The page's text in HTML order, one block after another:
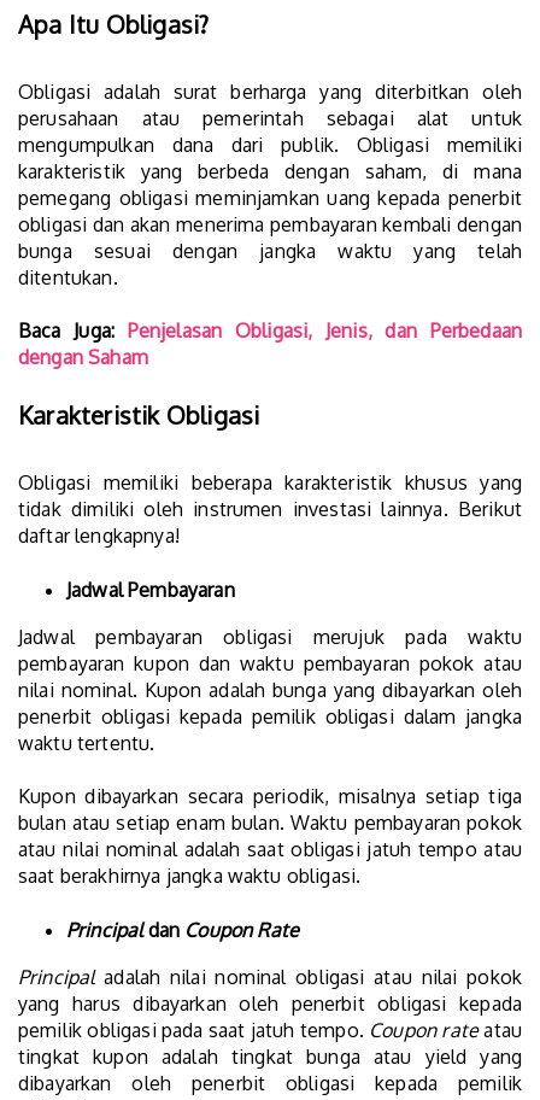
Apa Itu Obligasi?
Obligasi adalah surat berharga yang diterbitkan oleh
perusahaan atau pemerintah sebagai alat untuk
mengumpulkan dana dari publik. Obligasi memiliki
karakteristik yang berbeda dengan saham, di mana
pemegang obligasi meminjamkan uang kepada penerbit
obligasi dan akan menerima pembayaran kembali dengan
bunga sesuai dengan jangka waktu yang telah
ditentukan.
Baca Juga: Penjelasan Obligasi, Jenis, dan Perbedaan
dengan Saham
Karakteristik Obligasi
Obligasi memiliki beberapa karakteristik khusus yang
tidak dimiliki oleh instrumen investasi lainnya. Berikut
daftar lengkapnya!
Jadwal Pembayaran
Jadwal pembayaran obligasi merujuk pada waktu
pembayaran kupon dan waktu pembayaran pokok atau
nilai nominal. Kupon adalah bunga yang dibayarkan oleh
penerbit obligasi kepada pemilik obligasi dalam jangka
waktu tertentu.
Kupon dibayarkan secara periodik, misalnya setiap tiga
bulan atau setiap enam bulan. Waktu pembayaran pokok
atau nilai nominal adalah saat obligasi jatuh tempo atau
saat berakhirnya jangka waktu obligasi.
Principaldan Coupon Rate
Principaladalah nilai nominal obligasi atau nilai pokok
yang harus dibayarkan oleh penerbit obligasi kepada
pemilik obligasi pada saat jatuh tempo. Coupon rateatau
tingkat kupon adalah tingkat bunga atau yield yang
dibayarkan oleh penerbit obligasi kepada pemilik